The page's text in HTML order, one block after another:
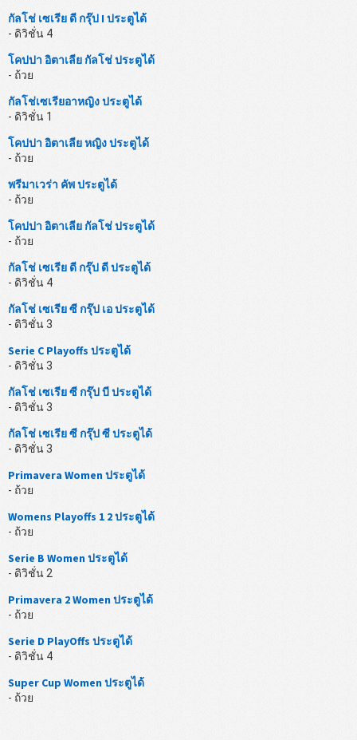
กัลโช่ เซเรีย ดี กรุ๊ป I ประตูได้
- ดิวิชั่น 4
โคปปา อิตาเลีย กัลโช่ ประตูได้
- ถ้วย
กัลโช่เซเรียอาหญิง ประตูได้
- ดิวิชั่น 1
โคปปา อิตาเลีย หญิง ประตูได้
- ถ้วย
พรีมาเวร่า คัพ ประตูได้
- ถ้วย
โคปปา อิตาเลีย กัลโช่ ประตูได้
- ถ้วย
กัลโช่ เซเรีย ดี กรุ๊ป ดี ประตูได้
- ดิวิชั่น 4
กัลโช่ เซเรีย ซี กรุ๊ป เอ ประตูได้
- ดิวิชั่น 3
Serie C Playoffs ประตูได้
- ดิวิชั่น 3
กัลโช่ เซเรีย ซี กรุ๊ป บี ประตูได้
- ดิวิชั่น 3
กัลโช่ เซเรีย ซี กรุ๊ป ซี ประตูได้
- ดิวิชั่น 3
Primavera Women ประตูได้
- ถ้วย
Womens Playoffs 1 2 ประตูได้
- ถ้วย
Serie B Women ประตูได้
- ดิวิชั่น 2
Primavera 2 Women ประตูได้
- ถ้วย
Serie D PlayOffs ประตูได้
- ดิวิชั่น 4
Super Cup Women ประตูได้
- ถ้วย